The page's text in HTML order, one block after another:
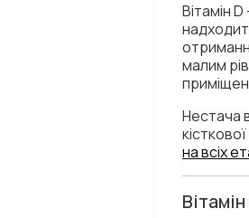
Вітамін
малим
Нестача
на всіх